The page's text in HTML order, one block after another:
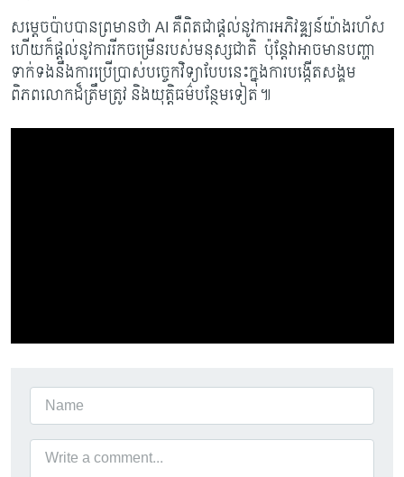
សម្តេចប៉ាបបានព្រមានថា AI គឺពិតជាផ្តល់នូវការអភិវឌ្ឍន៍យ៉ាងរហ័ស
ហើយក៏ផ្តល់នូវការរីកចម្រើនរបស់មនុស្សជាតិ ប៉ុន្តែវាអាចមានបញ្ហា
ទាក់ទងនឹងការប្រើប្រាស់បច្ចេកវិទ្យាបែបនេះក្នុងការបង្កើតសង្គម
ពិភពលោកដ៏ត្រឹមត្រូវ និងយុត្តិធម៌បន្ថែមទៀត៕